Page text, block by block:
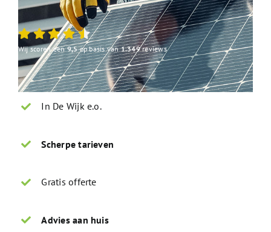
Wij scoren een9,5op basis van1.349reviews
In De Wijk e.o.
Scherpe tarieven
Gratis offerte
Advies aan huis